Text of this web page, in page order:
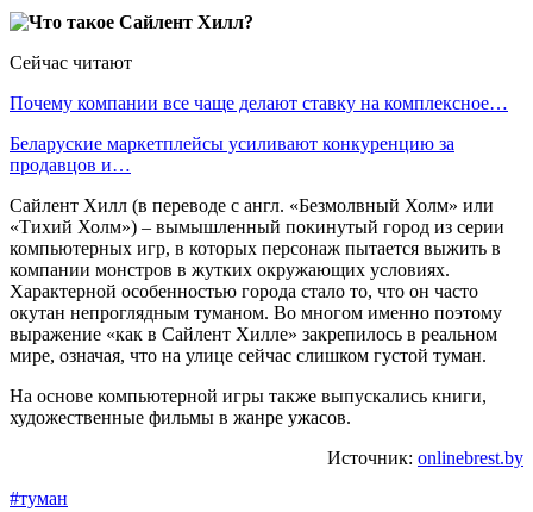
Сейчас читают
Почему компании все чаще делают ставку на комплексное…
Беларуские маркетплейсы усиливают конкуренцию за
продавцов и…
Сайлент Хилл (в переводе с англ. «Безмолвный Холм» или
«Тихий Холм») – вымышленный покинутый город из серии
компьютерных игр, в которых персонаж пытается выжить в
компании монстров в жутких окружающих условиях.
Характерной особенностью города стало то, что он часто
окутан непроглядным туманом. Во многом именно поэтому
выражение «как в Сайлент Хилле» закрепилось в реальном
мире, означая, что на улице сейчас слишком густой туман.
На основе компьютерной игры также выпускались книги,
художественные фильмы в жанре ужасов.
Источник: onlinebrest.by
#туман